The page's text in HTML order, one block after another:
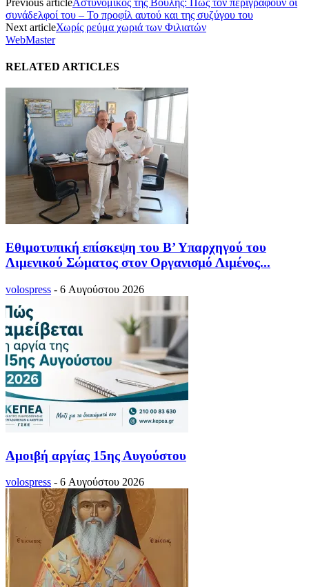
συνάδελφοί του – Το προφίλ αυτού και της συζύγου του
Next articleΧωρίς ρεύμα χωριά των Φιλιατών
WebMaster
RELATED ARTICLES
Εθιμοτυπική επίσκεψη του Β’ Υπαρχηγού του
Λιμενικού Σώματος στον Οργανισμό Λιμένος...
volospress - 6 Αυγούστου 2026
Αμοιβή αργίας 15ης Αυγούστου
volospress - 6 Αυγούστου 2026